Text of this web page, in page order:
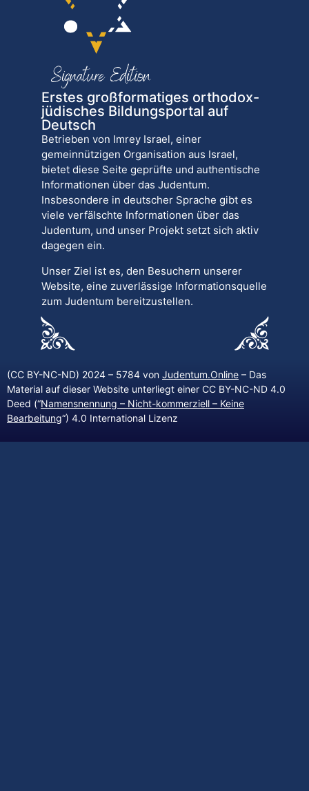
Erstes großformatiges orthodox-
jüdisches Bildungsportal auf
Deutsch
Betrieben von Imrey Israel, einer
gemeinnützigen Organisation aus Israel,
bietet diese Seite geprüfte und authentische
Informationen über das Judentum.
Insbesondere in deutscher Sprache gibt es
viele verfälschte Informationen über das
Judentum, und unser Projekt setzt sich aktiv
dagegen ein.
Unser Ziel ist es, den Besuchern unserer
Website, eine zuverlässige Informationsquelle
zum Judentum bereitzustellen.
(CC BY-NC-ND) 2024 – 5784 von Judentum.Online – Das
Material auf dieser Website unterliegt einer CC BY-NC-ND 4.0
Deed (“Namensnennung – Nicht-kommerziell – Keine
Bearbeitung“) 4.0 International Lizenz